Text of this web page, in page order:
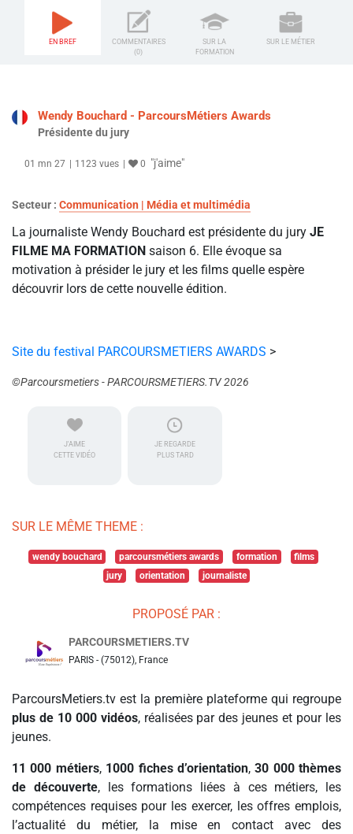
EN BREF
COMMENTAIRES
(0)
SUR LA
FORMATION
SUR LE MÉTIER
Wendy Bouchard - ParcoursMétiers Awards
Présidente du jury
01 mn 27 1123 vues 0 "j'aime"
Secteur : Communication | Média et multimédia
La journaliste Wendy Bouchard est présidente du jury JE
FILME MA FORMATION saison 6. Elle évoque sa
motivation à présider le jury et les films quelle espère
découvrir lors de cette nouvelle édition.
Site du festival PARCOURSMETIERS AWARDS >
©Parcoursmetiers - PARCOURSMETIERS.TV 2026
J'AIME
CETTE VIDÉO
JE REGARDE
PLUS TARD
SUR LE MÊME THEME :
wendy bouchard parcoursmétiers awards formation
films
jury
orientation journaliste
PROPOSÉ PAR :
PARCOURSMETIERS.TV
PARIS - (75012), France
ParcoursMetiers.tv est la première plateforme qui regroupe
plus de 10 000 vidéos, réalisées par des jeunes et pour les
jeunes.
11 000 métiers, 1000 fiches d’orientation,30 000 thèmes
de découverte, les formations liées à ces métiers, les
compétences requises pour les exercer, les offres emplois,
l’actualité du métier, la mise en contact avec des